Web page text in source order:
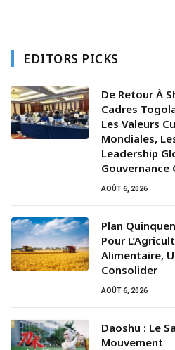
EDITORS PICKS
De Retour À
Cadres
Les Valeurs
Mondiales,
Leadership
Gouvernance
AOÛT 6, 2026
Plan
Pour
Alimentaire,
Consolider
AOÛT 6, 2026
Daoshu : Le
Mouvement